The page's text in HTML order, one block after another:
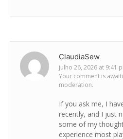
ClaudiaSew
julho 26, 2026 at 9:41
Your comment is
moderation.
If you ask me, I
recently, and I just
some of my
experience most